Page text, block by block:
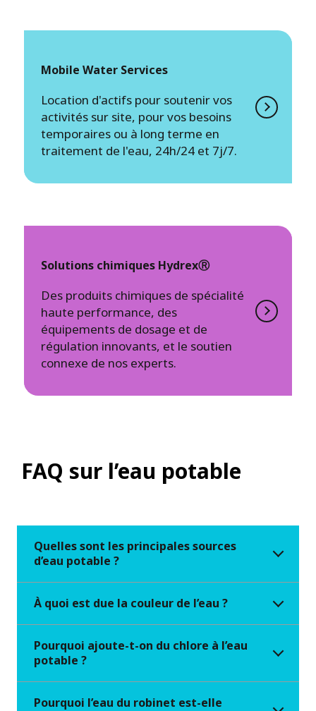
Mobile Water Services
Location d'actifs pour soutenir vos
activités sur site, pour vos besoins
temporaires ou à long terme en
traitement de l'eau, 24h/24 et 7j/7.
Solutions chimiques HydrexⓇ
Des produits chimiques de spécialité
haute performance, des
équipements de dosage et de
régulation innovants, et le soutien
connexe de nos experts.
FAQ sur l’eau potable
Quelles sont les principales sources
d’eau potable ?
À quoi est due la couleur de l’eau ?
Pourquoi ajoute-t-on du chlore à l’eau
potable ?
Pourquoi l’eau du robinet est-elle